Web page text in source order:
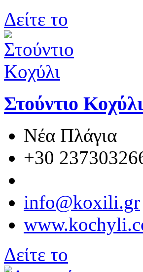
Δείτε το
Στούντιο Κοχύλι
Νέα Πλάγια
+30
info@koxili.gr
Δείτε το